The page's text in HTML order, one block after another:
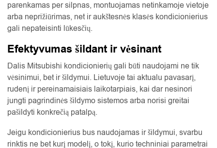
parenkamas per silpnas, montuojamas netinkamoje vietoje
arba neprižiūrimas, net ir aukštesnės klasės kondicionierius
gali nepateisinti lūkesčių.
Efektyvumas šildant ir vėsinant
Dalis Mitsubishi kondicionierių gali būti naudojami ne tik
vėsinimui, bet ir šildymui. Lietuvoje tai aktualu pavasarį,
rudenį ir pereinamaisiais laikotarpiais, kai dar nesinori
jungti pagrindinės šildymo sistemos arba norisi greitai
pašildyti konkrečią patalpą.
Jeigu kondicionierius bus naudojamas ir šildymui, svarbu
rinktis ne bet kurį modelį, o tokį, kurio techniniai parametrai